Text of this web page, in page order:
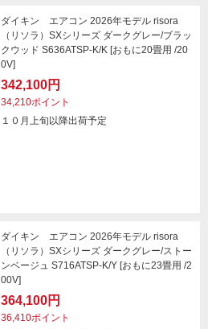
ダイキン エアコン 2026年モデル risora
（リソラ）SXシリーズ ダークグレー/ブラッ
クウッド S636ATSP-K/K [おもに20畳用 /20
0V]
342,100円
34,210ポイント
１０月上旬以降出荷予定
ダイキン エアコン 2026年モデル risora
（リソラ）SXシリーズ ダークグレー/ストー
ンベージュ S716ATSP-K/Y [おもに23畳用 /2
00V]
364,100円
36,410ポイント